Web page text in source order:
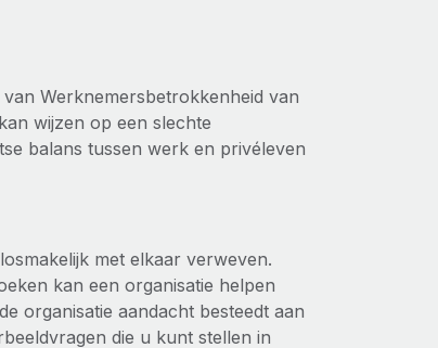
Werknemersbetrokkenheid van
wijzen op een slechte
balans tussen werk en privéleven
met elkaar verweven.
kan een organisatie helpen
organisatie aandacht besteedt aan
die u kunt stellen in